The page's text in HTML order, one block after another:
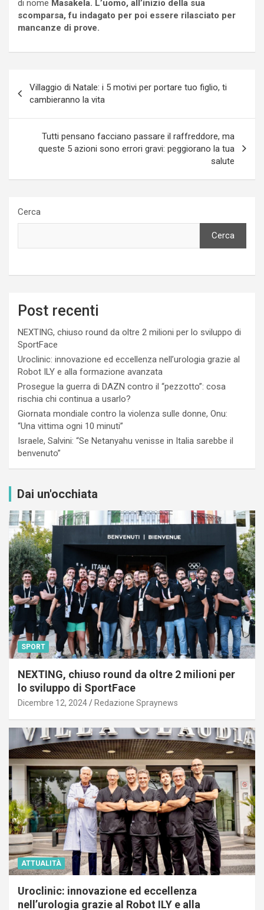
di nome Masakela. L’uomo, all’inizio della sua
scomparsa, fu indagato per poi essere rilasciato per
mancanze di prove.
articoli
Villaggio di Natale: i 5 motivi per portare tuo figlio, ti
cambieranno la vita
Tutti pensano facciano passare il raffreddore, ma
queste 5 azioni sono errori gravi: peggiorano la tua
salute
Cerca
Cerca
Post recenti
NEXTING, chiuso round da oltre 2 milioni per lo sviluppo di
SportFace
Uroclinic: innovazione ed eccellenza nell’urologia grazie al
Robot ILY e alla formazione avanzata
Prosegue la guerra di DAZN contro il “pezzotto”: cosa
rischia chi continua a usarlo?
Giornata mondiale contro la violenza sulle donne, Onu:
“Una vittima ogni 10 minuti”
Israele, Salvini: “Se Netanyahu venisse in Italia sarebbe il
benvenuto”
Dai un'occhiata
SPORT
NEXTING, chiuso round da oltre 2 milioni per
lo sviluppo di SportFace
Dicembre 12, 2024 Redazione Spraynews
ATTUALITÀ
Uroclinic: innovazione ed eccellenza
nell’urologia grazie al Robot ILY e alla